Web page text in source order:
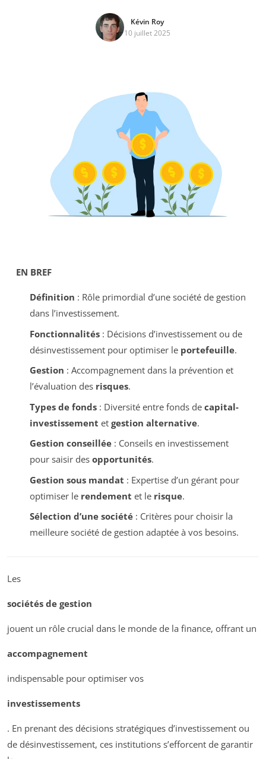
Kévin Roy
10 juillet 2025
EN BREF
Définition : Rôle primordial d’une société de gestion
dans l’investissement.
Fonctionnalités: Décisions d’investissement ou de
désinvestissement pour optimiser le portefeuille.
Gestion : Accompagnement dans la prévention et
l’évaluation des risques.
Types de fonds: Diversité entre fonds de capital-
investissement et gestion alternative.
Gestion conseillée: Conseils en investissement
pour saisir des opportunités.
Gestion sous mandat : Expertise d’un gérant pour
optimiser le rendement et le risque.
Sélection d’une société: Critères pour choisir la
meilleure société de gestion adaptée à vos besoins.
Les
sociétés de gestion
jouent un rôle crucial dans le monde de la finance, offrant un
accompagnement
indispensable pour optimiser vos
investissements
. En prenant des décisions stratégiques d’investissement ou
de désinvestissement, ces institutions s’efforcent de garantir